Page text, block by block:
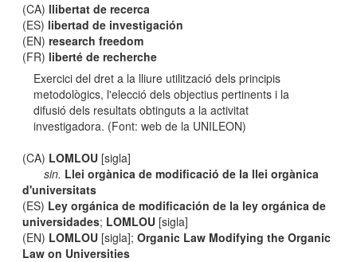
(CA) llibertat de recerca
(ES) libertad de investigación
(EN)research freedom
(FR) liberté de recherche
Exercici del dret a la lliure utilització dels principis
metodològics, l'elecció dels objectius pertinents i la
difusió dels resultats obtinguts a la activitat
investigadora. (Font: web de la UNILEON)
(CA) LOMLOU [sigla]
sin. Llei orgànica de modificació de la llei orgànica
d'universitats
(ES) Ley orgánica de modificación de la ley orgánica de
universidades; LOMLOU [sigla]
(EN) LOMLOU [sigla];Organic Law Modifying the Organic
Law on Universities